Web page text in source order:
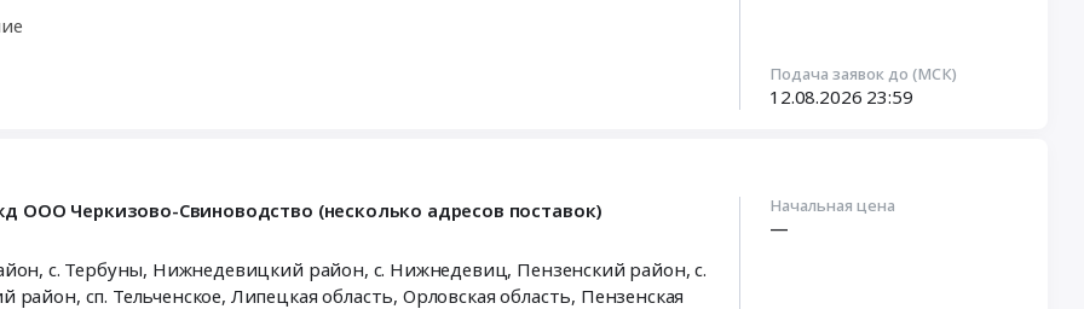
Подача заявок до (МСК)
12.08.2026 23:59
ООО Черкизово-Свиноводство (несколько адресов поставок)
Кондоль, Мичуринский район, с. Гавриловка, Мценский район, сп. Тельченское, Липецкая область, Орловская область, Пензенская
Начальная цена
—